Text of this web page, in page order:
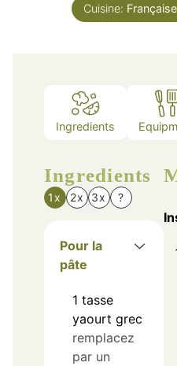
Cuisine: Française
Ingredients
Ingredients
1x 2x 3x ?
Pour la
pâte
1 tasse
yaourt grec
remplacez
par un